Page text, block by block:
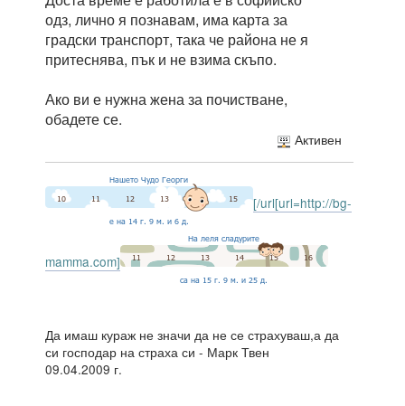
одз, лично я познавам, има карта за
градски транспорт, така че района не я
притеснява, пък и не взима скъпо.
Ако ви е нужна жена за почистване,
обадете се.
Активен
[/url[url=http://bg-
mamma.com]
Да имаш кураж не значи да не се страхуваш,а да
си господар на страха си - Марк Твен
09.04.2009 г.